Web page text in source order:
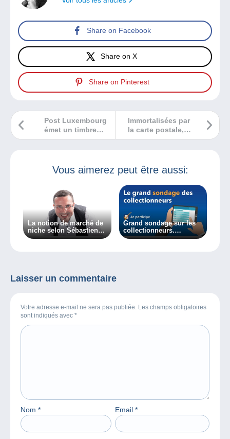
Share on Facebook
Share on X
Share on Pinterest
Immortalisées par
la carte postale,
des particularités
Post Luxembourg
émet un timbre
pour célébrer le
de Contern
Vous aimerez peut être aussi:
La notion de marché de
niche selon Sébastien
Delcampe…
Grand sondage sur les
collectionneurs.
Donnez-nous votre avis !
Laisser un commentaire
Votre adresse e-mail ne sera pas publiée. Les champs obligatoires
sont indiqués avec *
Nom * Email *